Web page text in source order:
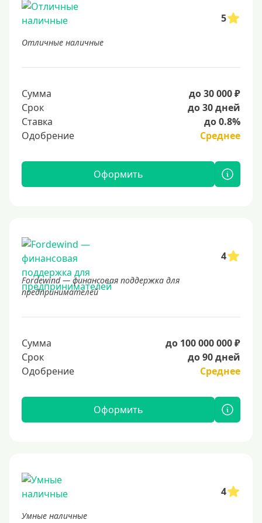
5
Отличные наличные
Сумма
до 30 000 ₽
Срок
до 30 дней
Ставка
до 0.8%
Одобрение
Среднее
Оформить
4
Fordewind — финансовая поддержка для
предпринимателей
Сумма
до 100 000 000 ₽
Срок
до 90 дней
Одобрение
Среднее
Оформить
4
Умные наличные